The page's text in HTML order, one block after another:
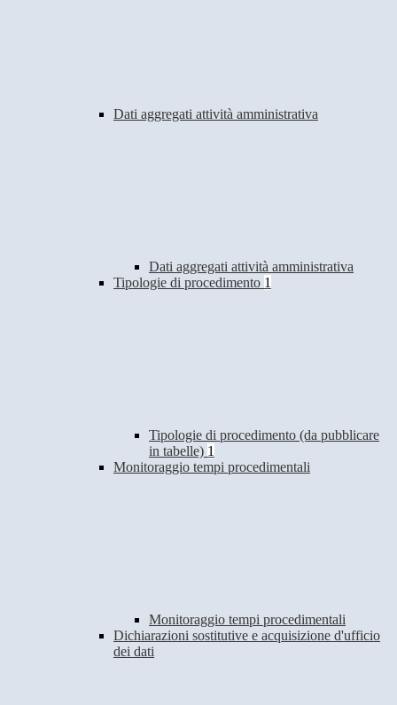
Dati aggregati attività amministrativa
Dati aggregati attività amministrativa
Tipologie di procedimento 1
Tipologie di procedimento (da pubblicare
in tabelle) 1
Monitoraggio tempi procedimentali
Monitoraggio tempi procedimentali
Dichiarazioni sostitutive e acquisizione d'ufficio
dei dati